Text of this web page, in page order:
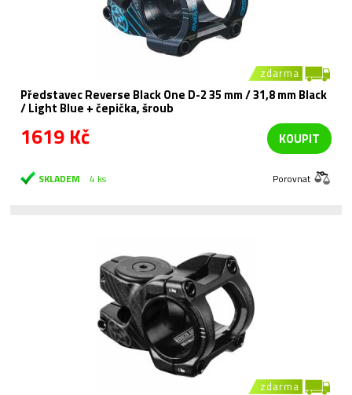
zdarma
Představec Reverse Black One D-2 35 mm / 31,8 mm Black
/ Light Blue + čepička, šroub
1619 Kč KOUPIT
SKLADEM 4 ks Porovnat
zdarma